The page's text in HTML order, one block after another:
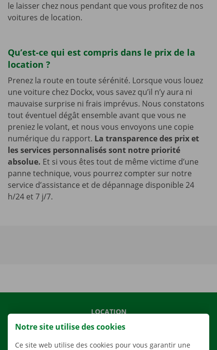
le laisser chez nous pendant que vous profitez de nos
voitures de location.
Qu’est-ce qui est compris dans le prix de la
location ?
Prenez la route en toute sérénité. Lorsque vous louez
une voiture chez Dockx, vous savez qu’il n’y aura ni
mauvaise surprise ni frais imprévus. Nous constatons
tout éventuel dégât ensemble avant que vous ne
preniez le volant, et nous vous envoyons une copie
numérique du rapport. La transparence des prix et
les services personnalisés sont notre priorité
absolue. Et si vous êtes tout de même victime d’une
panne technique, vous pourrez compter sur notre
service d’assistance et de dépannage disponible 24
h/24 et 7 j/7.
LOCATION
NOS VÉHICULES
NOS SERVICES
Notre site utilise des cookies
Ce site web utilise des cookies pour vous garantir une